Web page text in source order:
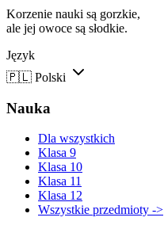
Korzenie nauki są gorzkie,
ale jej owoce są słodkie.
Język
🇵🇱 Polski
Nauka
Dla wszystkich
Klasa 9
Klasa 10
Klasa 11
Klasa 12
Wszystkie przedmioty ->